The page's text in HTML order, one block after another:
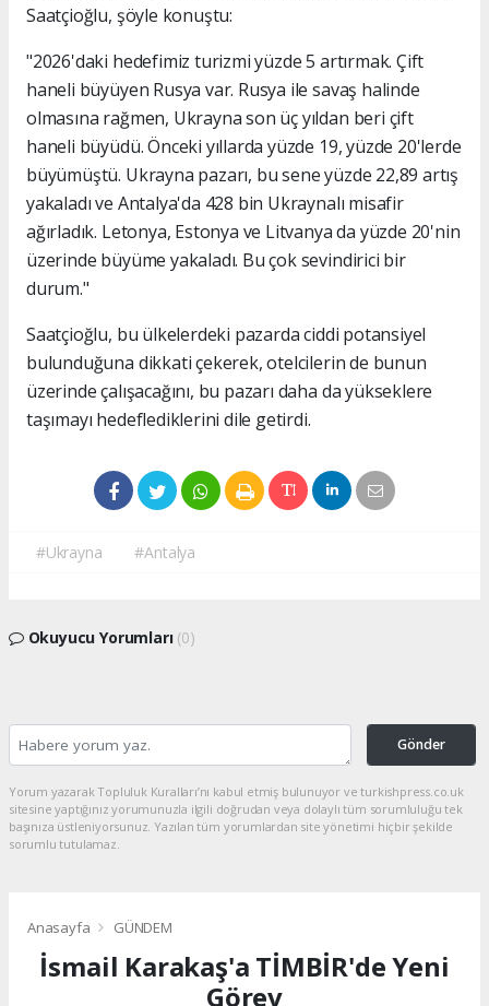
Saatçioğlu, şöyle konuştu:
"2026'daki hedefimiz turizmi yüzde 5 artırmak. Çift
haneli büyüyen Rusya var. Rusya ile savaş halinde
olmasına rağmen, Ukrayna son üç yıldan beri çift
haneli büyüdü. Önceki yıllarda yüzde 19, yüzde 20'lerde
büyümüştü. Ukrayna pazarı, bu sene yüzde 22,89 artış
yakaladı ve Antalya'da 428 bin Ukraynalı misafir
ağırladık. Letonya, Estonya ve Litvanya da yüzde 20'nin
üzerinde büyüme yakaladı. Bu çok sevindirici bir
durum."
Saatçioğlu, bu ülkelerdeki pazarda ciddi potansiyel
bulunduğuna dikkati çekerek, otelcilerin de bunun
üzerinde çalışacağını, bu pazarı daha da yükseklere
taşımayı hedeflediklerini dile getirdi.
#Ukrayna #Antalya
Okuyucu Yorumları (0)
Gönder
Yorum yazarak Topluluk Kuralları’nı kabul etmiş bulunuyor ve turkishpress.co.uk
sitesine yaptığınız yorumunuzla ilgili doğrudan veya dolaylı tüm sorumluluğu tek
başınıza üstleniyorsunuz. Yazılan tüm yorumlardan site yönetimi hiçbir şekilde
sorumlu tutulamaz.
Anasayfa GÜNDEM
İsmail Karakaş'a TİMBİR'de Yeni
Görev